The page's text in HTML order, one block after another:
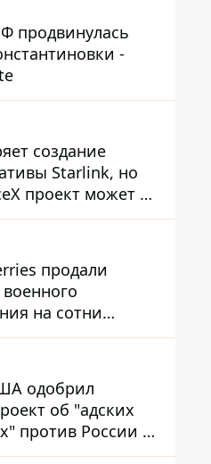
продвинулась
-
создание
Starlink, но
проект может не
продали
на сотни
но удары ВСУ
ситуацию
одобрил
об "адских
против России и